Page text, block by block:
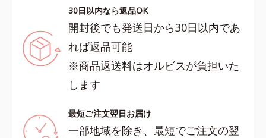
30日以内なら返品OK
開封後でも発送日から30日以内であ
れば返品可能
※商品返送料はオルビスが負担いた
します
最短ご注文翌日お届け
一部地域を除き、最短でご注文の翌